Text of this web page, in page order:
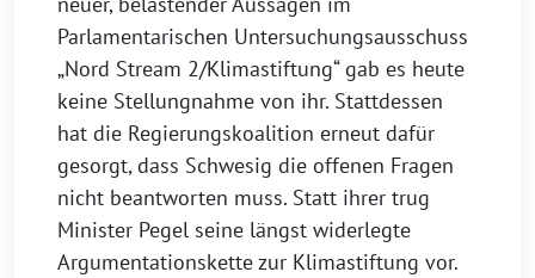
Parlamentarischen Untersuchungsausschuss
„Nord Stream 2/Klimastiftung“ gab es heute
keine Stellungnahme von ihr. Stattdessen
hat die Regierungskoalition erneut dafür
gesorgt, dass Schwesig die offenen Fragen
nicht beantworten muss. Statt ihrer trug
Minister Pegel seine längst widerlegte
Argumentationskette zur Klimastiftung vor.